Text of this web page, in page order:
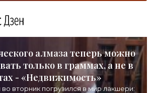
алмаза теперь можно
только в граммах, а не в
- «Недвижимость»
вторник погрузился в мир лакшери: